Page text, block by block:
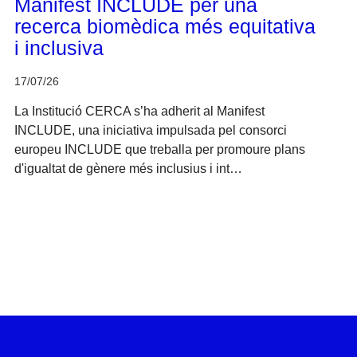
Manifest INCLUDE per una
recerca biomèdica més equitativa
i inclusiva
17/07/26
La Institució CERCA s’ha adherit al Manifest
INCLUDE, una iniciativa impulsada pel consorci
europeu INCLUDE que treballa per promoure plans
d'igualtat de gènere més inclusius i int…